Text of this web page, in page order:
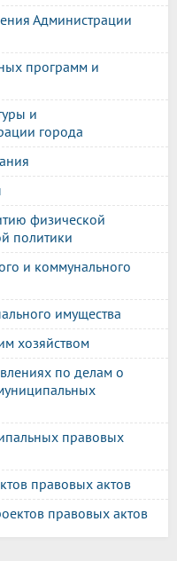
Администрации
программ и
и
города
физической
политики
и коммунального
имущества
хозяйством
по делам о
правовых
правовых актов
правовых актов